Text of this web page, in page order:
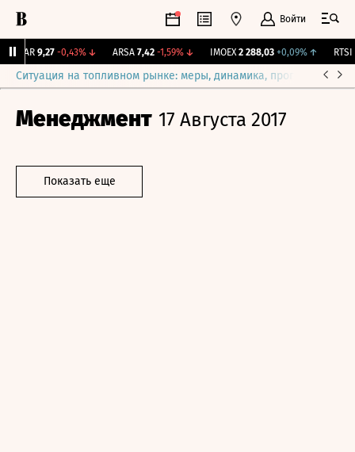
Войти
UTAR 9,27 -0,43%↓ ARSA 7,42 -1,59%↓ IMOEX 2 288,03 +0,09%↑ RTSI
Ситуация на топливном рынке: меры, динамика, прогнозы
Менеджмент 17 Августа 2017
Показать еще